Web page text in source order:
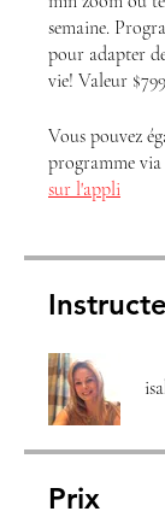
semaine.
pour adapter
vie! Valeur
Vous pouvez
programme
sur l'appli
Prix